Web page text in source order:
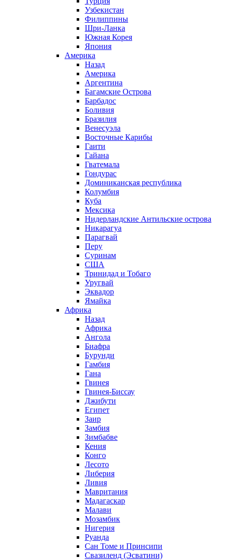
Узбекистан
Филиппины
Шри-Ланка
Южная Корея
Япония
Америка
Назад
Америка
Аргентина
Багамские Острова
Барбадос
Боливия
Бразилия
Венесуэла
Восточные Карибы
Гаити
Гайана
Гватемала
Гондурас
Доминиканская республика
Колумбия
Куба
Мексика
Нидерландские Антильские острова
Никарагуа
Парагвай
Перу
Суринам
США
Тринидад и Тобаго
Уругвай
Эквадор
Ямайка
Африка
Назад
Африка
Ангола
Биафра
Бурунди
Гамбия
Гана
Гвинея
Гвинея-Биссау
Джибути
Египет
Заир
Замбия
Зимбабве
Кения
Конго
Лесото
Либерия
Ливия
Мавритания
Мадагаскар
Малави
Мозамбик
Нигерия
Руанда
Сан Томе и Принсипи
Свазиленд (Эсватини)